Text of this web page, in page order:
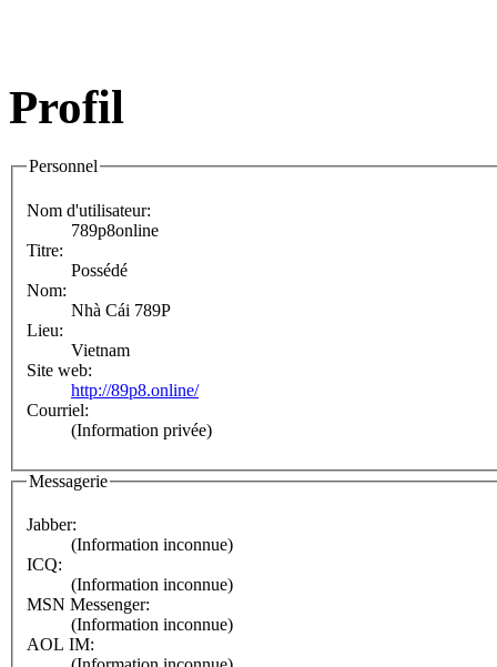
Profil
Personnel
Nom d'utilisateur:
789p8online
Titre:
Possédé
Nom:
Nhà Cái 789P
Lieu:
Vietnam
Site web:
http://89p8.online/
Courriel:
(Information privée)
Messagerie
Jabber:
(Information inconnue)
ICQ:
(Information inconnue)
MSN Messenger:
(Information inconnue)
AOL IM: